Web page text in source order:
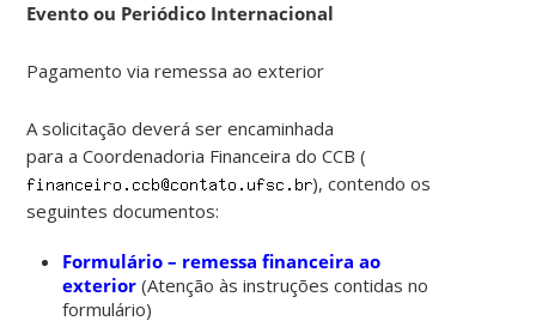
Evento ou Periódico Internacional
Pagamento via remessa ao exterior
A solicitação deverá ser encaminhada
para a Coordenadoria Financeira do CCB (
), contendo os
seguintes documentos:
Formulário – remessa financeira ao
exterior (Atenção às instruções contidas no
formulário)